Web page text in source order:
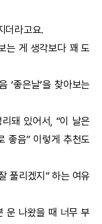
더라고요.
는 게 생각보다 꽤 도
‘좋은날’을 찾아보는
돼 있어서, “이 날은
좋음” 이렇게 추천도
풀리겠지” 하는 여유
운 나왔을 때 너무 부